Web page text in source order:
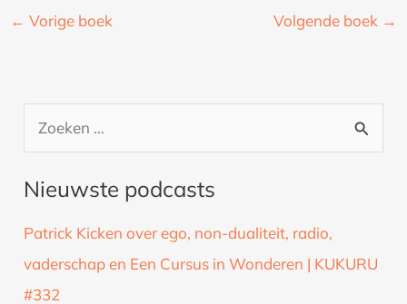
← Vorige boek Volgende boek →
e
k
a
Nieuwste podcasts
Patrick Kicken over ego, non-dualiteit, radio,
vaderschap en Een Cursus in Wonderen | KUKURU
#332